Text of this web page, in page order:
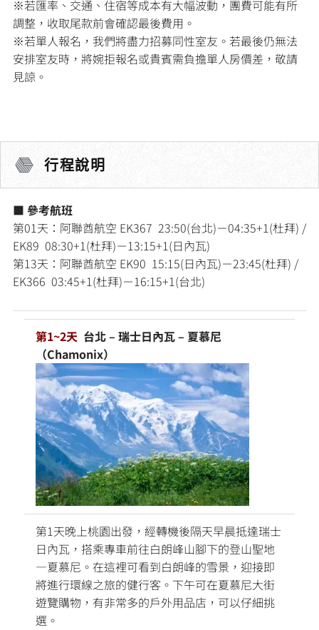
※若匯率、交通、住宿等成本有大幅波動，團費可能有所
調整，收取尾款前會確認最後費用。
※若單人報名，我們將盡力招募同性室友。若最後仍無法
安排室友時，將婉拒報名或貴賓需負擔單人房價差，敬請
見諒。
行程說明
■ 參考航班
第01天：阿聯酋航空 EK367 23:50(台北)－04:35+1(杜拜) /
EK89 08:30+1(杜拜)－13:15+1(日內瓦)
第13天：阿聯酋航空 EK90 15:15(日內瓦)－23:45(杜拜) /
EK366 03:45+1(杜拜)－16:15+1(台北)
第1~2天 台北 – 瑞士日內瓦 – 夏慕尼
（Chamonix）
第1天晚上桃園出發，經轉機後隔天早晨抵達瑞士
日內瓦，搭乘專車前往白朗峰山腳下的登山聖地
—夏慕尼。在這裡可看到白朗峰的雪景，迎接即
將進行環線之旅的健行客。下午可在夏慕尼大街
遊覽購物，有非常多的戶外用品店，可以仔細挑
選。